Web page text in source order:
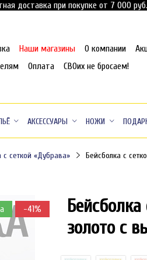
доставка при покупке от 7 000
Наши магазины О компании
Оплата СВОих не бросаем!
АКСЕССУАРЫ НОЖИ
с сеткой «Дубрава» Бейсболка с
-41%
золото с